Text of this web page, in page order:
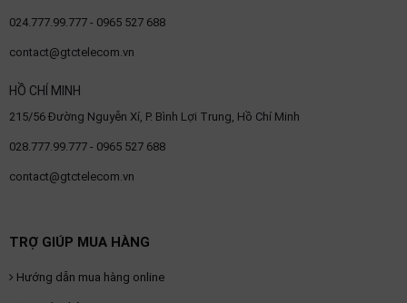
024.777.99.777 - 0965 527 688
contact@gtctelecom.vn
HỒ CHÍ MINH
215/56 Đường Nguyễn Xí, P. Bình Lợi Trung, Hồ Chí Minh
028.777.99.777 - 0965 527 688
contact@gtctelecom.vn
TRỢ GIÚP MUA HÀNG
Hướng dẫn mua hàng online